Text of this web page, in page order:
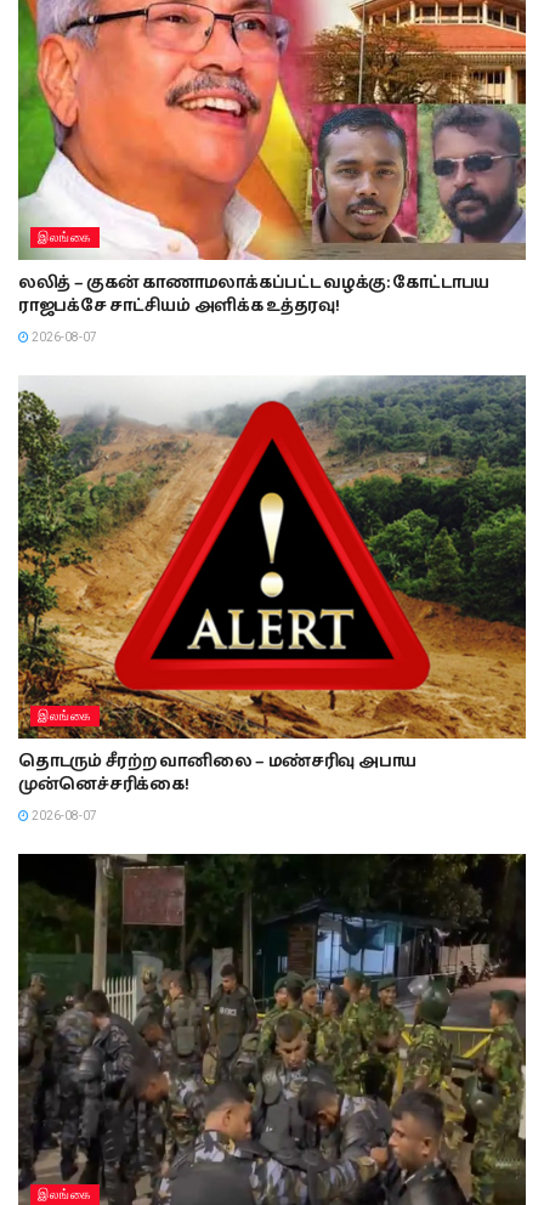
இலங்கை
லலித் – குகன் காணாமலாக்கப்பட்ட வழக்கு: கோட்டாபய
ராஜபக்சே சாட்சியம் அளிக்க உத்தரவு!
2026-08-07
இலங்கை
தொடரும் சீரற்ற வானிலை – மண்சரிவு அபாய
முன்னெச்சரிக்கை!
2026-08-07
இலங்கை